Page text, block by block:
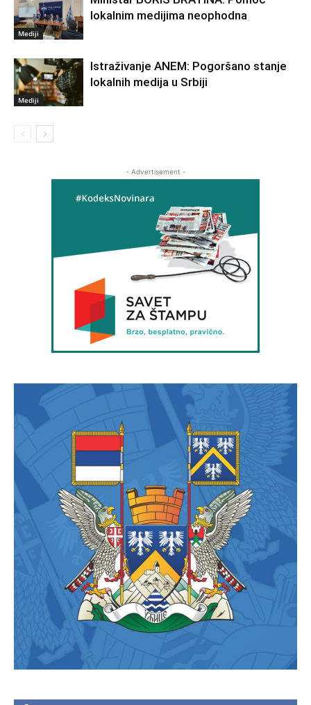
Mediji
lokalnim medijima neophodna
Mediji
Istraživanje ANEM: Pogoršano stanje
lokalnih medija u Srbiji
- Advertisement -